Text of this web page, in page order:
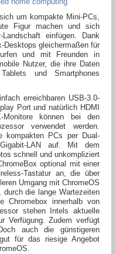
um kompakte Mini-PCs,
Figur machen und sich
einfügen. Dank
Desktops gleichermaßen für
und mit Freunden in
Nutzer, die ihre Daten
und Smartphones
erreichbaren USB-3.0-
Port und natürlich HDMI
können bei den
verwendet werden.
kompakten PCs per Dual-
LAN auf. Mit dem
schnell und unkompliziert
optional mit einer
Tastatur an, die über
Umgang mit ChromeOS
die lange Wartezeiten
Chromebox innerhalb von
stehen Intels aktuelle
Verfügung. Zudem verfügt
auch die günstigeren
für das riesige Angebot